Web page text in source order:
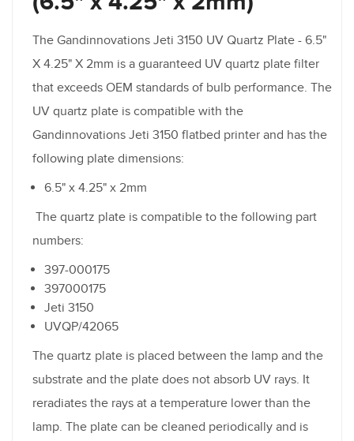
The Gandinnovations Jeti 3150 UV Quartz Plate - 6.5"
X 4.25" X 2mm is a guaranteed UV quartz plate filter
that exceeds OEM standards of bulb performance. The
UV quartz plate is compatible with the
Gandinnovations Jeti 3150 flatbed printer and has the
following plate dimensions:
6.5" x 4.25" x 2mm
The quartz plate is compatible to the following part
numbers:
397-000175
397000175
Jeti 3150
UVQP/42065
The quartz plate is placed between the lamp and the
substrate and the plate does not absorb UV rays. It
reradiates the rays at a temperature lower than the
lamp. The plate can be cleaned periodically and is